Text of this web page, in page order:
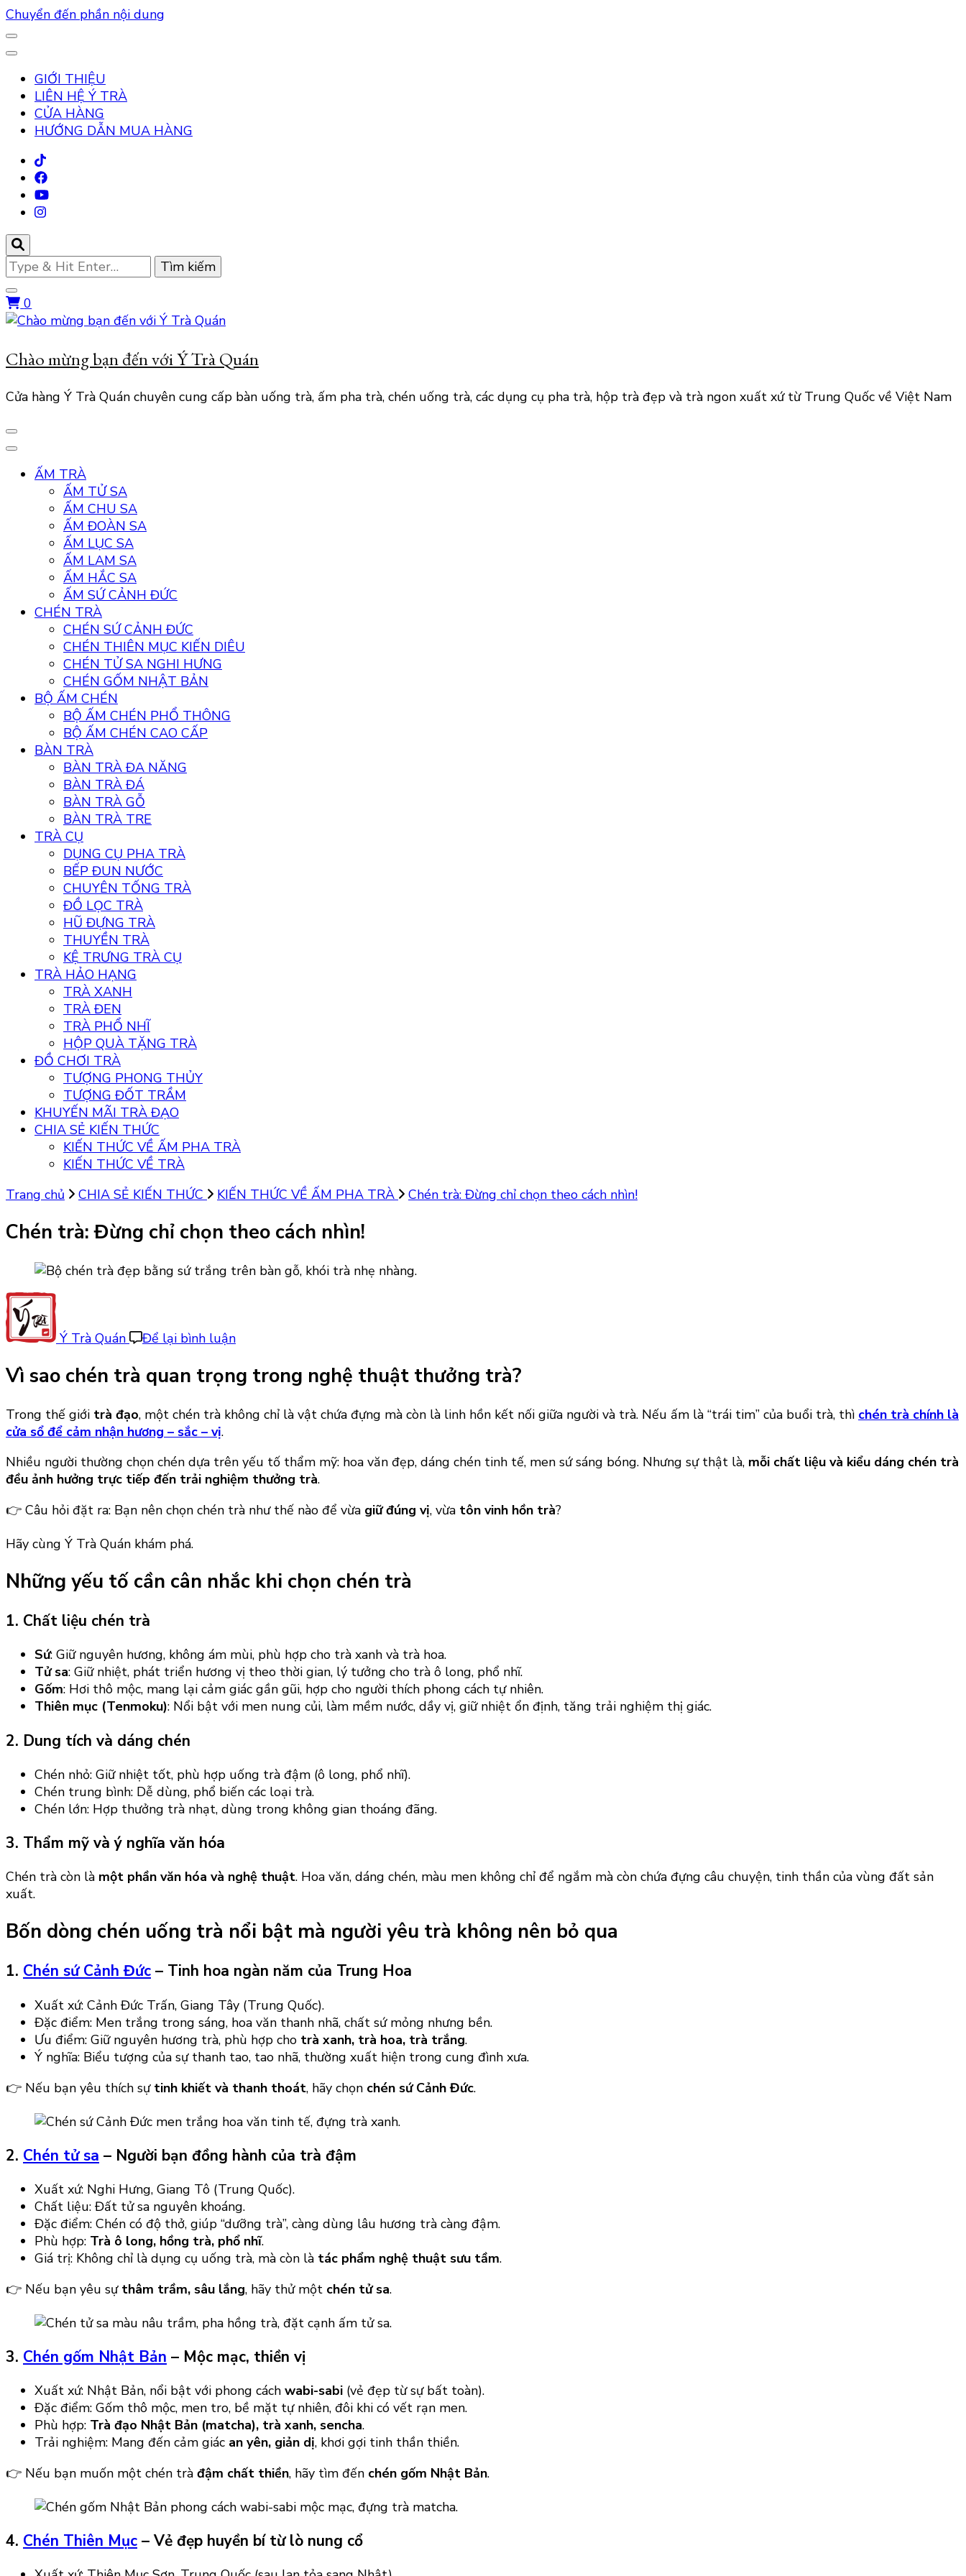
Chuyển đến phần nội dung
GIỚI THIỆU
LIÊN HỆ Ý TRÀ
CỬA HÀNG
HƯỚNG DẪN MUA HÀNG
Bạn
muốn
tìm
kiếm?
0
Chào mừng bạn đến với Ý Trà Quán
Cửa hàng Ý Trà Quán chuyên cung cấp bàn uống trà, ấm pha trà, chén uống trà, các dụng cụ pha trà, hộp trà đẹp và trà ngon xuất xứ từ Trung Quốc về Việt Nam
ẤM TRÀ
ẤM TỬ SA
ẤM CHU SA
ẤM ĐOÀN SA
ẤM LỤC SA
ẤM LAM SA
ẤM HẮC SA
ẤM SỨ CẢNH ĐỨC
CHÉN TRÀ
CHÉN SỨ CẢNH ĐỨC
CHÉN THIÊN MỤC KIẾN DIÊU
CHÉN TỬ SA NGHI HƯNG
CHÉN GỐM NHẬT BẢN
BỘ ẤM CHÉN
BỘ ẤM CHÉN PHỔ THÔNG
BỘ ẤM CHÉN CAO CẤP
BÀN TRÀ
BÀN TRÀ ĐA NĂNG
BÀN TRÀ ĐÁ
BÀN TRÀ GỖ
BÀN TRÀ TRE
TRÀ CỤ
DỤNG CỤ PHA TRÀ
BẾP ĐUN NƯỚC
CHUYÊN TỐNG TRÀ
ĐỒ LỌC TRÀ
HŨ ĐỰNG TRÀ
THUYỀN TRÀ
KỆ TRƯNG TRÀ CỤ
TRÀ HẢO HẠNG
TRÀ XANH
TRÀ ĐEN
TRÀ PHỔ NHĨ
HỘP QUÀ TẶNG TRÀ
ĐỒ CHƠI TRÀ
TƯỢNG PHONG THỦY
TƯỢNG ĐỐT TRẦM
KHUYẾN MÃI TRÀ ĐẠO
CHIA SẺ KIẾN THỨC
KIẾN THỨC VỀ ẤM PHA TRÀ
KIẾN THỨC VỀ TRÀ
Trang chủ
CHIA SẺ KIẾN THỨC KIẾN THỨC VỀ ẤM PHA TRÀ Chén trà: Đừng chỉ chọn theo cách nhìn!
Chén trà: Đừng chỉ chọn theo cách nhìn!
Ý Trà Quán Để lại bình luậntrà:
chỉ
chọn
cách
Vì sao chén trà quan trọng trong nghệ thuật thưởng trà?
Trong thế giới trà đạo, một chén trà không chỉ là vật chứa đựng mà còn là linh hồn kết nối giữa người và trà. Nếu ấm là “trái tim” của buổi trà, thì chén trà chính là
cửa sổ để cảm nhận hương – sắc – vị.
Nhiều người thường chọn chén dựa trên yếu tố thẩm mỹ: hoa văn đẹp, dáng chén tinh tế, men sứ sáng bóng. Nhưng sự thật là, mỗi chất liệu và kiểu dáng chén trà
đều ảnh hưởng trực tiếp đến trải nghiệm thưởng trà.
👉 Câu hỏi đặt ra: Bạn nên chọn chén trà như thế nào để vừa giữ đúng vị, vừa tôn vinh hồn trà?
Hãy cùng Ý Trà Quán khám phá.
Những yếu tố cần cân nhắc khi chọn chén trà
1. Chất liệu chén trà
Sứ: Giữ nguyên hương, không ám mùi, phù hợp cho trà xanh và trà hoa.
Tử sa: Giữ nhiệt, phát triển hương vị theo thời gian, lý tưởng cho trà ô long, phổ nhĩ.
Gốm: Hơi thô mộc, mang lại cảm giác gần gũi, hợp cho người thích phong cách tự nhiên.
Thiên mục (Tenmoku): Nổi bật với men nung củi, làm mềm nước, dầy vị, giữ nhiệt ổn định, tăng trải nghiệm thị giác.
2. Dung tích và dáng chén
Chén nhỏ: Giữ nhiệt tốt, phù hợp uống trà đậm (ô long, phổ nhĩ).
Chén trung bình: Dễ dùng, phổ biến các loại trà.
Chén lớn: Hợp thưởng trà nhạt, dùng trong không gian thoáng đãng.
3. Thẩm mỹ và ý nghĩa văn hóa
Chén trà còn là một phần văn hóa và nghệ thuật. Hoa văn, dáng chén, màu men không chỉ để ngắm mà còn chứa đựng câu chuyện, tinh thần của vùng đất sản
xuất.
Bốn dòng chén uống trà nổi bật mà người yêu trà không nên bỏ qua
1. Chén sứ Cảnh Đức – Tinh hoa ngàn năm của Trung Hoa
Xuất xứ: Cảnh Đức Trấn, Giang Tây (Trung Quốc).
Đặc điểm: Men trắng trong sáng, hoa văn thanh nhã, chất sứ mỏng nhưng bền.
Ưu điểm: Giữ nguyên hương trà, phù hợp cho trà xanh, trà hoa, trà trắng.
Ý nghĩa: Biểu tượng của sự thanh tao, tao nhã, thường xuất hiện trong cung đình xưa.
👉 Nếu bạn yêu thích sự tinh khiết và thanh thoát, hãy chọn chén sứ Cảnh Đức.
2. Chén tử sa – Người bạn đồng hành của trà đậm
Xuất xứ: Nghi Hưng, Giang Tô (Trung Quốc).
Chất liệu: Đất tử sa nguyên khoáng.
Đặc điểm: Chén có độ thở, giúp “dưỡng trà”, càng dùng lâu hương trà càng đậm.
Phù hợp: Trà ô long, hồng trà, phổ nhĩ.
Giá trị: Không chỉ là dụng cụ uống trà, mà còn là tác phẩm nghệ thuật sưu tầm.
👉 Nếu bạn yêu sự thâm trầm, sâu lắng, hãy thử một chén tử sa.
3. Chén gốm Nhật Bản – Mộc mạc, thiền vị
Xuất xứ: Nhật Bản, nổi bật với phong cách wabi-sabi (vẻ đẹp từ sự bất toàn).
Đặc điểm: Gốm thô mộc, men tro, bề mặt tự nhiên, đôi khi có vết rạn men.
Phù hợp: Trà đạo Nhật Bản (matcha), trà xanh, sencha.
Trải nghiệm: Mang đến cảm giác an yên, giản dị, khơi gợi tinh thần thiền.
👉 Nếu bạn muốn một chén trà đậm chất thiền, hãy tìm đến chén gốm Nhật Bản.
4. Chén Thiên Mục – Vẻ đẹp huyền bí từ lò nung cổ